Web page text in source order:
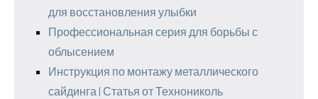
для восстановления улыбки
Профессиональная серия для борьбы с
облысением
Инструкция по монтажу металлического
сайдинга | Статья от Технониколь